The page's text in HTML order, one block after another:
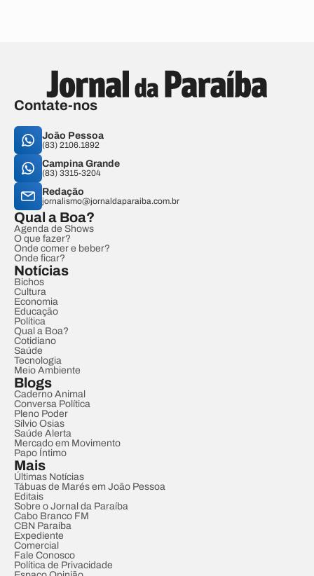
Contate-nos
João Pessoa
(83) 2106.1892
Campina Grande
(83) 3315-3204
Redação
jornalismo@jornaldaparaiba.com.br
Qual a Boa?
Agenda de Shows
O que fazer?
Onde comer e beber?
Onde ficar?
Notícias
Bichos
Cultura
Economia
Educação
Política
Qual a Boa?
Cotidiano
Saúde
Tecnologia
Meio Ambiente
Blogs
Caderno Animal
Conversa Política
Pleno Poder
Sílvio Osias
Saúde Alerta
Mercado em Movimento
Papo Íntimo
Mais
Últimas Notícias
Tábuas de Marés em João Pessoa
Editais
Sobre o Jornal da Paraíba
Cabo Branco FM
CBN Paraíba
Expediente
Comercial
Fale Conosco
Política de Privacidade